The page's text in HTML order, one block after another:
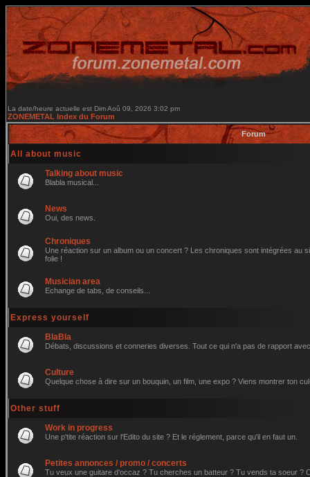
La date/heure actuelle est Dim Aoû 09, 2026 3:02 pm
ZONEMETAL Index du Forum
Forum
All about music
Talking about music
Blabla musical...
News
Oui, des news.
Chroniques
Une réaction sur un album ou un concert ? Les chroniques sont intégrées au
folie !
Musician area
Echange de tabs, de conseils...
Express yourself
BlaBla
Débats, discussions et conneries diverses. Tout ce qui n'a pas de rapport
Culture
Quelque chose à dire sur un bouquin, un film, une expo ? Viens montrer ton
Other stuff
Work in progress
Une p'tite réaction sur l'Edito du site ? Et le réglement, parce qu'il en faut un.
Petites annonces / promo / concerts
Tu veux une guitare d'occaz ? Tu cherches un batteur ? Tu vends ta soeur ?